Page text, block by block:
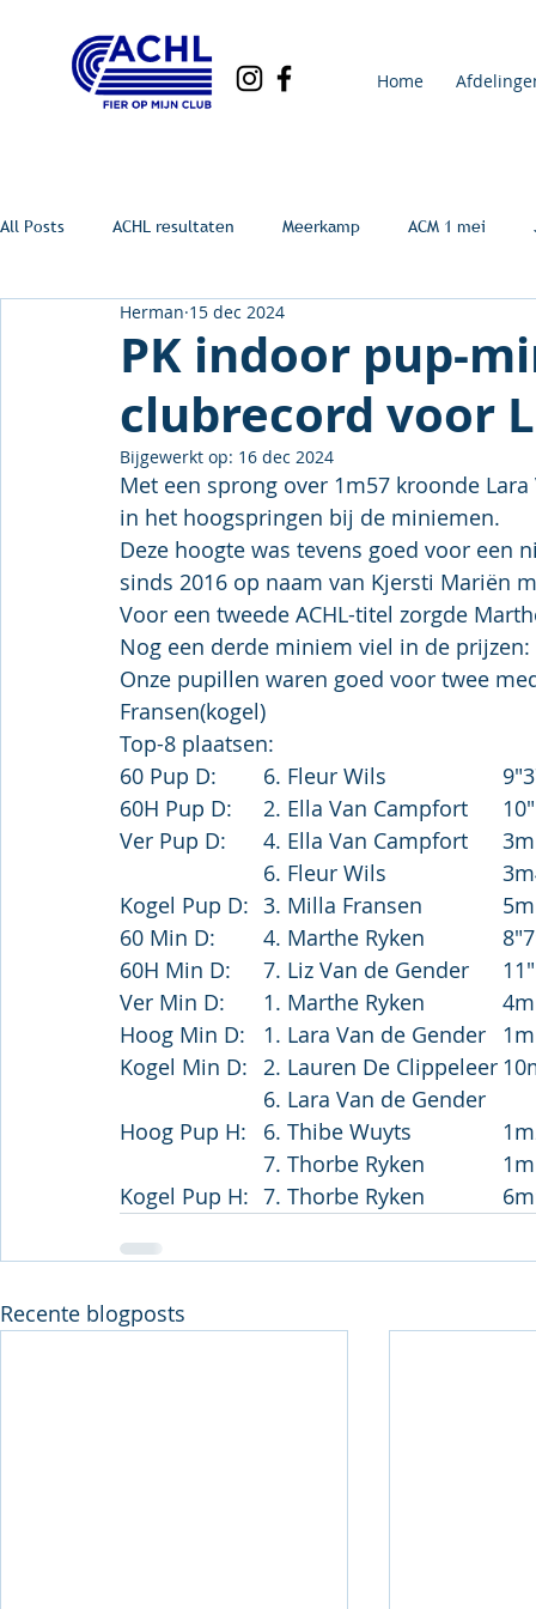
Home
All Posts ACHL resultaten Meerkamp ACM 1 mei
PK indoor pup-
clubrecord voor
Herman 15 dec 2024
Bijgewerkt op: 16 dec 2024
Met een sprong over 1m57 kroonde
in het hoogspringen bij de miniemen.
Deze hoogte was tevens goed voor
sinds 2016 op naam van Kjersti Mariën
Voor een tweede ACHL-titel zorgde
Nog een derde miniem viel in de
Onze pupillen waren goed voor twee
Fransen(kogel)
Top-8 plaatsen:
60 Pup D:	6.
60H
Ver Pup D:	4. Ella
6. Fleur
Kogel Pup D:	3.
60 Min D:	4. Marthe
60H Min D:	7. Liz
Ver Min D:	1.
Hoog
Kogel Min D:	2.
Hoog Pup H:	6.
7. Thorbe
Kogel Pup H:	7.
Recente blogposts